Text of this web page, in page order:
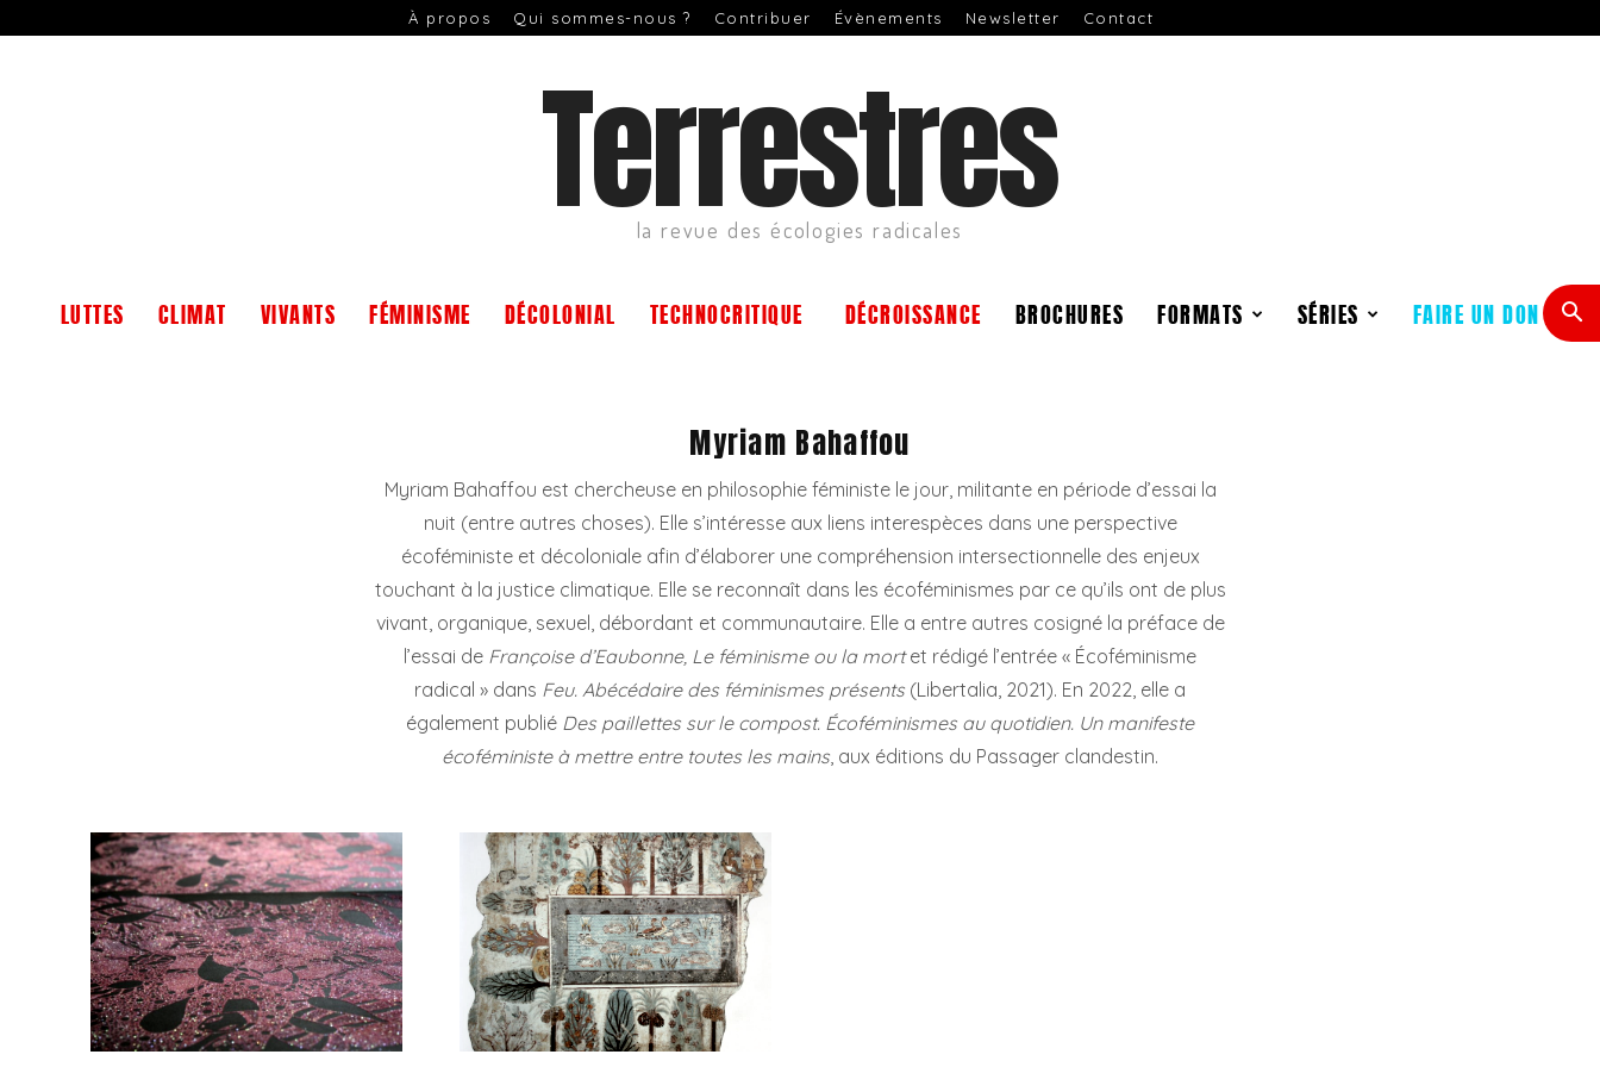
À propos Qui sommes-nous ? Contribuer Évènements Newsletter Contact
Terrestres
la revue des écologies radicales
LUTTES CLIMAT VIVANTS FÉMINISME DÉCOLONIAL TECHNOCRITIQUE DÉCROISSANCE BROCHURES FORMATS SÉRIES FAIRE UN DON
Myriam Bahaffou
Myriam Bahaffou est chercheuse en philosophie féministe le jour, militante en période d’essai la
nuit (entre autres choses). Elle s’intéresse aux liens interespèces dans une perspective
écoféministe et décoloniale afin d’élaborer une compréhension intersectionnelle des enjeux
touchant à la justice climatique. Elle se reconnaît dans les écoféminismes par ce qu’ils ont de plus
vivant, organique, sexuel, débordant et communautaire. Elle a entre autres cosigné la préface de
l’essai de Françoise d’Eaubonne, Le féminisme ou la mortet rédigé l’entrée « Écoféminisme
radical » dans Feu. Abécédaire des féminismes présents (Libertalia, 2021). En 2022, elle a
également publié Des paillettes sur le compost. Écoféminismes au quotidien. Un manifeste
écoféministe à mettre entre toutes les mains, aux éditions du Passager clandestin.